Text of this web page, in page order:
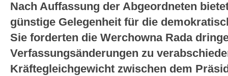
Nach Auffassung der Abgeordneten
günstige Gelegenheit für die
Sie forderten die Werchowna Rada
Verfassungsänderungen zu
Kräftegleichgewicht zwischen dem